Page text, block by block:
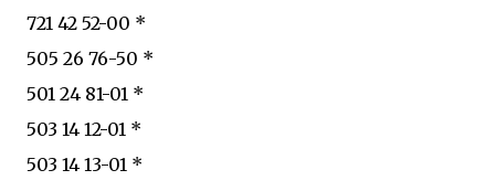
721 42 52-00 *
505 26 76-50 *
501 24 81-01 *
503 14 12-01 *
503 14 13-01 *